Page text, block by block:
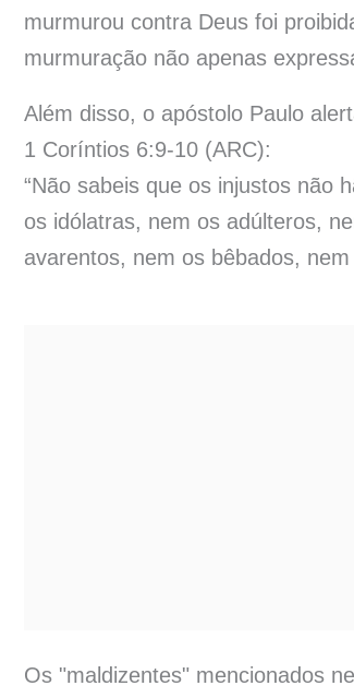
murmurou contra Deus foi
murmuração não apenas
Além disso, o apóstolo Paulo
1 Coríntios 6:9-10 (ARC):
“Não sabeis que os injustos não
os idólatras, nem os adúlteros,
avarentos, nem os bêbados,
Os "maldizentes" mencionados